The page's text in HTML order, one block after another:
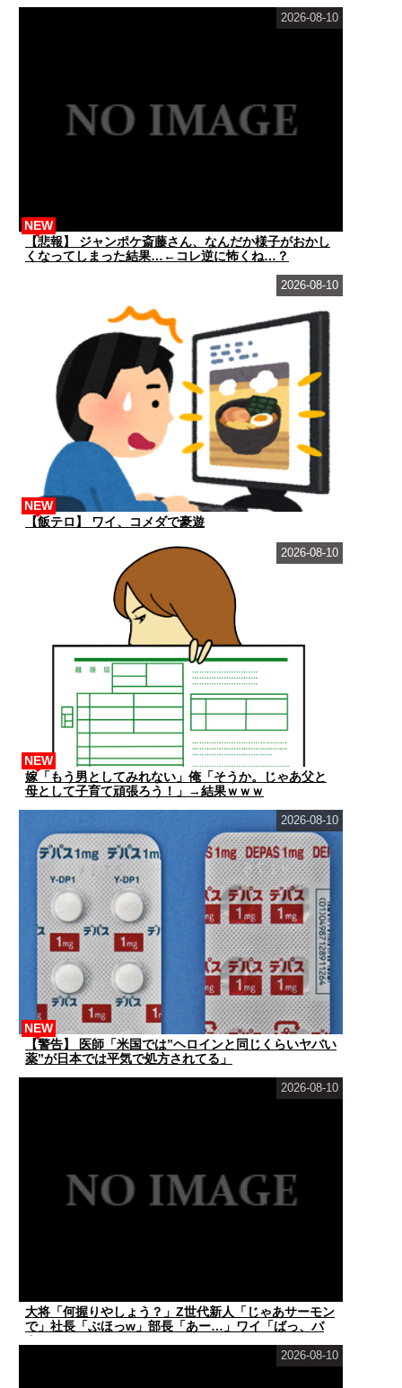
【悲報】 ジャンポケ斎藤さん、なんだか様子がおかし
くなってしまった結果…←コレ逆に怖くね…？
NEW
2026-08-10
【飯テロ】 ワイ、コメダで豪遊
NEW
2026-08-10
嫁「もう男としてみれない」俺「そうか。じゃあ父と
母として子育て頑張ろう！」→結果ｗｗｗ
NEW
2026-08-10
【警告】 医師「米国では”ヘロインと同じくらいヤバい
薬”が日本では平気で処方されてる」
NEW
2026-08-10
大将「何握りやしょう？」Z世代新人「じゃあサーモン
で」社長「ぶほっw」部長「あー…」ワイ「ばっ、バ
2026-08-10
2026-08-10